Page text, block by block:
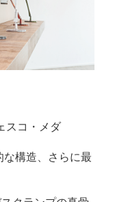
スコ・メダ
構造、さらに最